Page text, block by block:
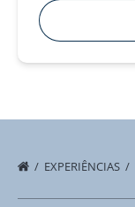
EXPERIÊNCIAS